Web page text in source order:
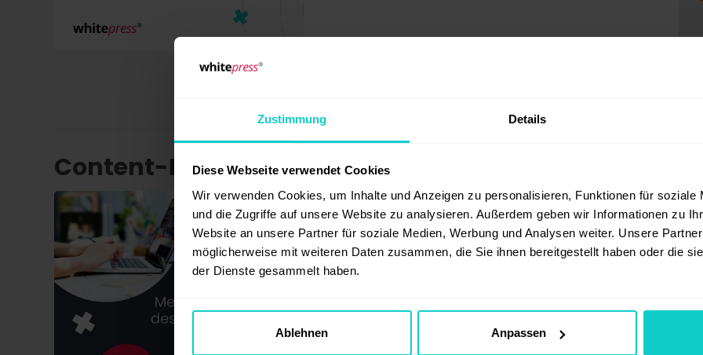
Zustimmung Details
Diese Webseite verwendet Cookies
Wir verwenden Cookies, um Inhalte und Anzeigen zu personalisieren, Funktionen für soziale
und die Zugriffe auf unsere Website zu analysieren. Außerdem geben wir Informationen zu
Website an unsere Partner für soziale Medien, Werbung und Analysen weiter. Unsere
möglicherweise mit weiteren Daten zusammen, die Sie ihnen bereitgestellt haben oder die
der Dienste gesammelt haben.
Ablehnen Anpassen
Content-Marketing
SEO Texte: Meistern Sie die Kunst
des Online-Schreibens
Mit guten SEO Texten machen Sie Ihre Webseite fit
Suchergebnissen. In diesem Art...